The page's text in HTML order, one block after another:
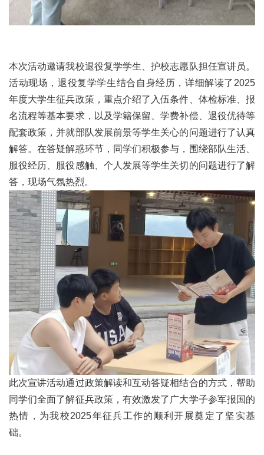
本次活动邀请我校退役复学学生、护校志愿队担任宣讲员。
活动现场，退役复学学生结合自身经历，详细解读了2025
年度大学生征兵政策，重点介绍了入伍条件、体检标准、报
名流程等基本要求，以及学籍保留、学费补偿、退役优待等
配套政策，并就部队发展前景等学生关心的问题进行了认真
解答。在答疑解惑环节，同学们积极参与，围绕部队生活、
服役经历、服役感触、个人发展等学生关切的问题进行了解
答，现场气氛热烈。
此次宣讲活动通过政策解读和互动答疑相结合的方式，帮助
同学们全面了解征兵政策，有效激发了广大学子参军报国的
热情，为我校2025年征兵工作的顺利开展奠定了坚实基
础。